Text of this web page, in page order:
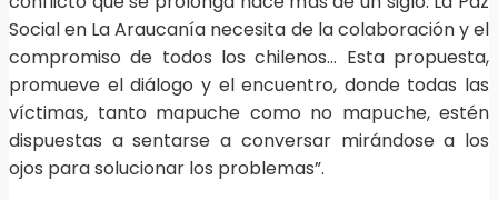
Social en La Araucanía necesita de la colaboración y el
compromiso de todos los chilenos… Esta propuesta,
promueve el diálogo y el encuentro, donde todas las
víctimas, tanto mapuche como no mapuche, estén
dispuestas a sentarse a conversar mirándose a los
ojos para solucionar los problemas”.